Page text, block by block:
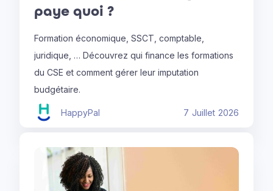
paye quoi ?
Formation économique, SSCT, comptable,
juridique, … Découvrez qui finance les formations
du CSE et comment gérer leur imputation
budgétaire.
HappyPal 7 Juillet 2026